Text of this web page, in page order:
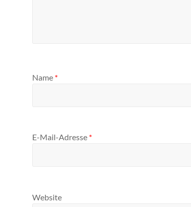
Name *
E-Mail-Adresse *
Website